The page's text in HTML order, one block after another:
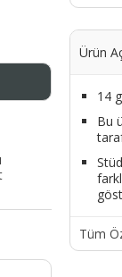
Ürün
14
Bu
Tüm